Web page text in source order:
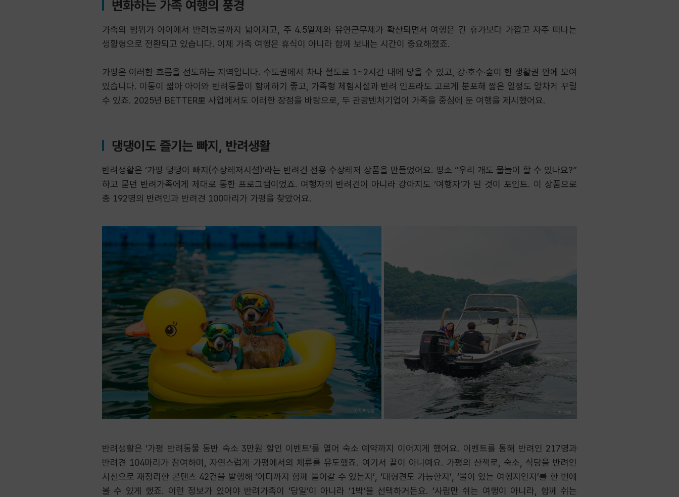
변화하는 가족 여행의 풍경
가족의 범위가 아이에서 반려동물까지 넓어지고, 주 4.5일제와 유연근무제가 확산되면서 여행은 긴 휴가보다 가깝고 자주 떠나는
생활형으로 전환되고 있습니다. 이제 가족 여행은 휴식이 아니라 함께 보내는 시간이 중요해졌죠.
가평은 이러한 흐름을 선도하는 지역입니다. 수도권에서 차나 철도로 1~2시간 내에 닿을 수 있고, 강·호수·숲이 한 생활권 안에 모여
있습니다. 이동이 짧아 아이와 반려동물이 함께하기 좋고, 가족형 체험시설과 반려 인프라도 고르게 분포해 짧은 일정도 알차게 꾸릴
수 있죠. 2025년 BETTER里 사업에서도 이러한 장점을 바탕으로, 두 관광벤처기업이 가족을 중심에 둔 여행을 제시했어요.
댕댕이도 즐기는 빠지, 반려생활
반려생활은 ‘가평 댕댕이 빠지(수상레저시설)’라는 반려견 전용 수상레저 상품을 만들었어요. 평소 “우리 개도 물놀이 할 수 있나요?”
하고 묻던 반려가족에게 제대로 통한 프로그램이었죠. 여행자의 반려견이 아니라 강아지도 ‘여행자’가 된 것이 포인트. 이 상품으로
총 192명의 반려인과 반려견 100마리가 가평을 찾았어요.
반려생활은 ‘가평 반려동물 동반 숙소 3만원 할인 이벤트’를 열어 숙소 예약까지 이어지게 했어요. 이벤트를 통해 반려인 217명과
반려견 104마리가 참여하며, 자연스럽게 가평에서의 체류를 유도했죠. 여기서 끝이 아니예요. 가평의 산책로, 숙소, 식당을 반려인
시선으로 재정리한 콘텐츠 42건을 발행해 ‘어디까지 함께 들어갈 수 있는지’, ‘대형견도 가능한지’, ‘물이 있는 여행지인지’를 한 번에
볼 수 있게 했죠. 이런 정보가 있어야 반려가족이 ‘당일’이 아니라 ‘1박’을 선택하거든요. ‘사람만 쉬는 여행이 아니라, 함께 쉬는